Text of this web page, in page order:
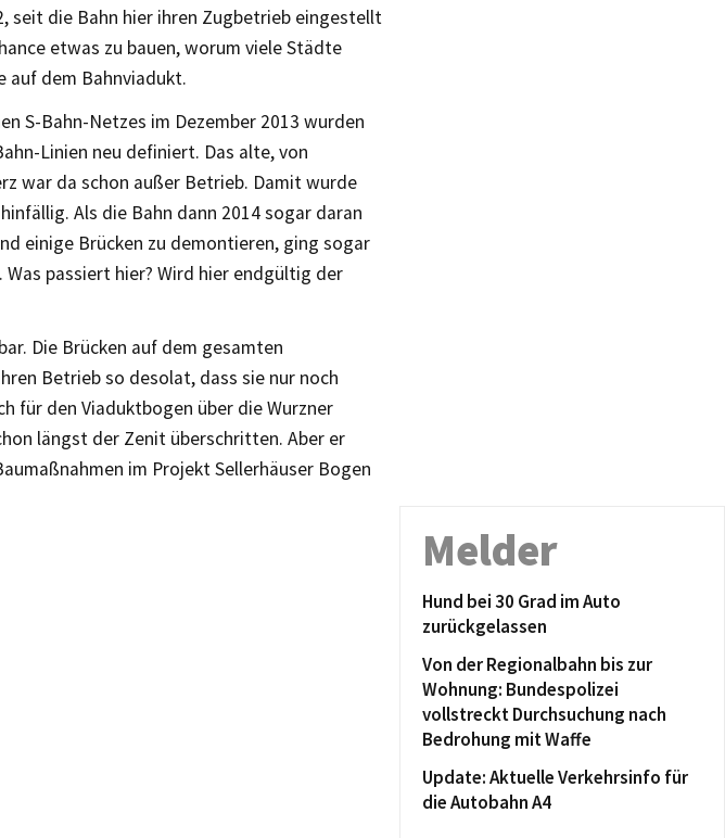
seit die Bahn hier ihren Zugbetrieb eingestellt
etwas zu bauen, worum viele Städte
auf dem Bahnviadukt.
S-Bahn-Netzes im Dezember 2013 wurden
Linien neu definiert. Das alte, von
war da schon außer Betrieb. Damit wurde
Als die Bahn dann 2014 sogar daran
einige Brücken zu demontieren, ging sogar
passiert hier? Wird hier endgültig der
Die Brücken auf dem gesamten
Betrieb so desolat, dass sie nur noch
für den Viaduktbogen über die Wurzner
längst der Zenit überschritten. Aber er
im Projekt Sellerhäuser Bogen
Melder
Hund bei 30 Grad im Auto
zurückgelassen
Von der Regionalbahn bis zur
Wohnung: Bundespolizei
vollstreckt Durchsuchung nach
Bedrohung mit Waffe
Update: Aktuelle Verkehrsinfo für
die Autobahn A4